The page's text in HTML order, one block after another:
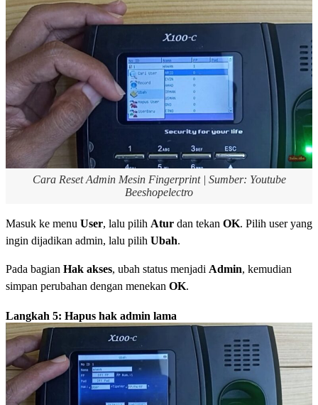
Cara Reset Admin Mesin Fingerprint | Sumber: Youtube
Beeshopelectro
Masuk ke menu User, lalu pilih Atur dan tekan OK. Pilih user yang
ingin dijadikan admin, lalu pilih Ubah.
Pada bagian Hak akses, ubah status menjadi Admin, kemudian
simpan perubahan dengan menekan OK.
Langkah 5: Hapus hak admin lama